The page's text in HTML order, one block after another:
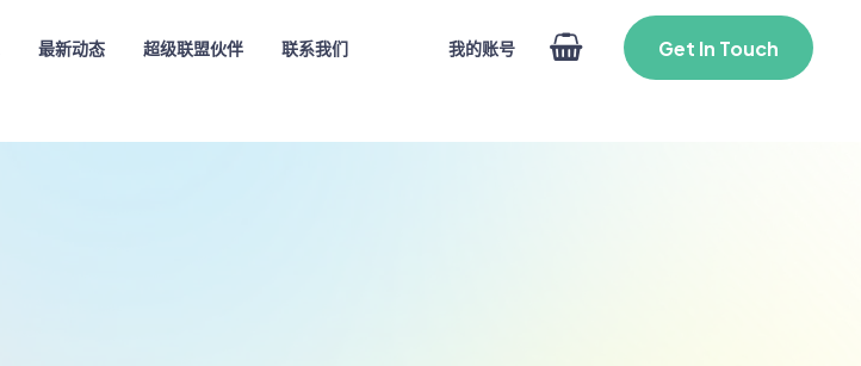
最新动态 超级联盟伙伴 联系我们 我的账号 Get In Touch